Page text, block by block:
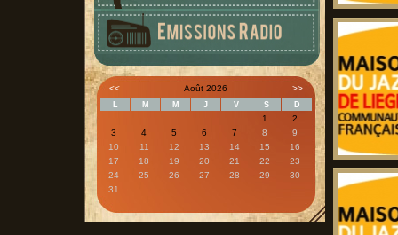
<< Août 2026 >>
L M M J V S D
1
2
3
4 5 6 7 8
9
10
11 12 13 14 15
16
17
18 19 20 21 22
23
24
25 26 27 28 29
30
31